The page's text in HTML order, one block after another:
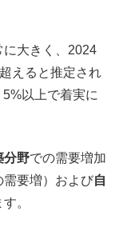
に大きく、2024
えると推定され
以上で着実に
分野での需要増加
需要増）および自
。